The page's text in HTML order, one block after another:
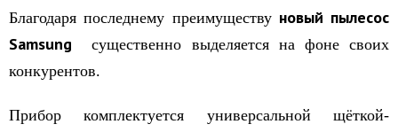
Благодаря последнему преимуществу новый пылесос
Samsung существенно выделяется на фоне своих
конкурентов.
Прибор комплектуется универсальной щёткой-